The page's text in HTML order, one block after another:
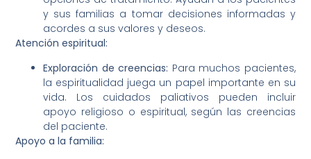
y sus familias a tomar decisiones informadas y
acordes a sus valores y deseos.
Atención espiritual:
Exploración de creencias: Para muchos pacientes,
la espiritualidad juega un papel importante en su
vida. Los cuidados paliativos pueden incluir
apoyo religioso o espiritual, según las creencias
del paciente.
Apoyo a la familia: